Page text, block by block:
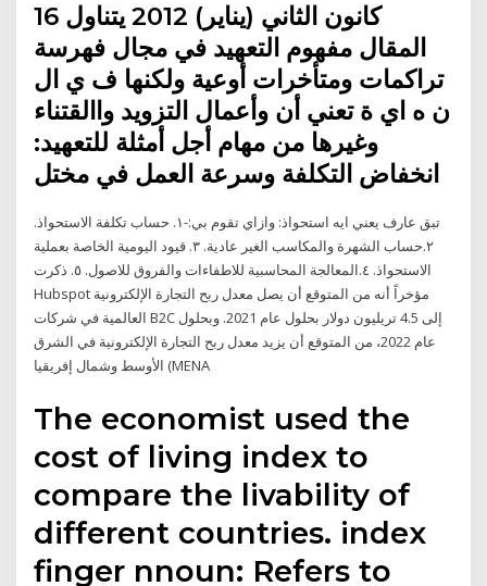
16 كانون الثاني (يناير) 2012 يتناول
المقال مفهوم التعهيد في مجال فهرسة
تراكمات ومتأخرات أوعية ولكنها ف ي ال
ن ه اي ة تعني أن ‫وأعمال التزويد واالقتناء
وغيرها من مهام‬ أجل ‫أمثلة للتعهيد:‬
‫انخفاض التكلفة وسرعة العمل في مختل
تبق عارف يعني ايه استحواذ: وازاي تقوم بي:-١. حساب تكلفة الاستحواذ.
٢.حساب الشهرة والمكاسب الغير عادية. ٣. قيود اليومية الخاصة بعملية
الاستحواذ. ٤.المعالجة المحاسبية للاطفاءات والفروق للاصول. ٥. ذكرت
Hubspot مؤخراً أنه من المتوقع أن يصل معدل ربح التجارة الإلكترونية
العالمية في شركات B2C إلى 4.5 تريليون دولار بحلول عام 2021. وبحلول
عام 2022، من المتوقع أن يزيد معدل ربح التجارة الإلكترونية في الشرق
الأوسط وشمال إفريقيا (MENA
The economist used the
cost of living index to
compare the livability of
different countries. index
finger nnoun: Refers to